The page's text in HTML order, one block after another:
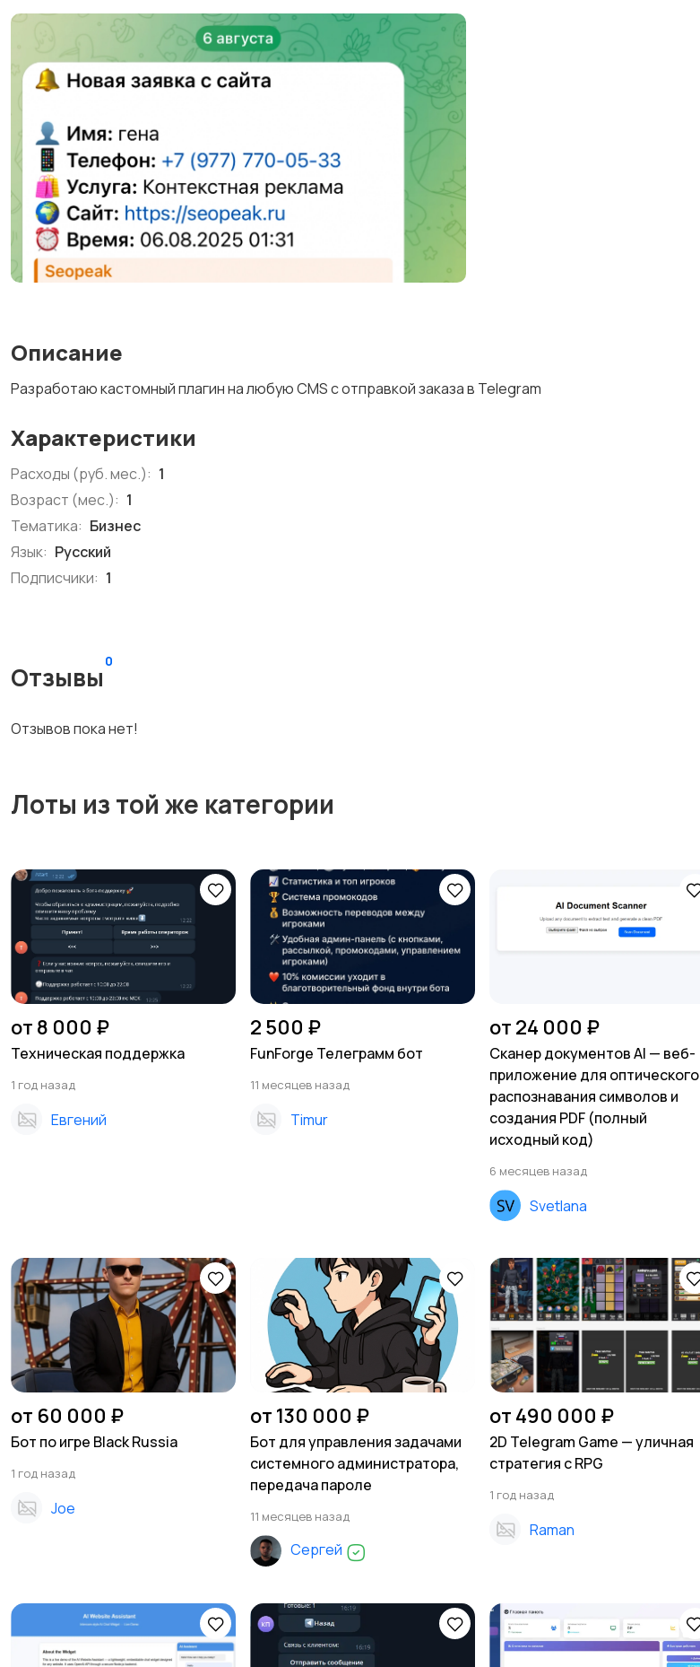
Описание
Разработаю кастомный плагин на любую CMS с отправкой заказа в Telegram
Характеристики
Расходы (руб. мес.): 1
Возраст (мес.): 1
Тематика: Бизнес
Язык: Русский
Подписчики: 1
Отзывы
0
Отзывов пока нет!
Лоты из той же категории
от 8 000 ₽
Техническая поддержка
1 год назад
Евгений
2 500 ₽
FunForge Телеграмм бот
11 месяцев назад
Timur
от 24 000 ₽
Сканер документов AI — веб-
приложение для оптического
распознавания символов и
создания PDF (полный
исходный код)
6 месяцев назад
Svetlana
от 60 000 ₽
Бот по игре Black Russia
1 год назад
Joe
от 130 000 ₽
Бот для управления задачами
системного администратора,
передача пароле
11 месяцев назад
Сергей
от 490 000 ₽
2D Telegram Game — уличная
стратегия с RPG
1 год назад
Raman